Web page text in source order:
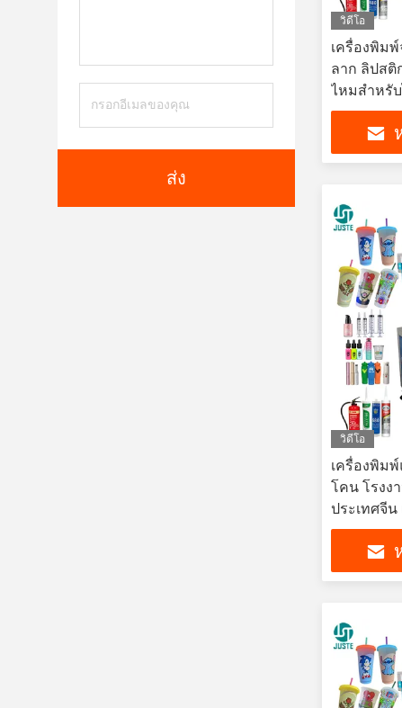
ส่ง
วิดีโอ
เครื่องพิม
ลาก ลิปสติ
ไหมสําหรั
วิดีโอ
เครื่องพิม
โคน โรงง
ประเทศจี
ความแม่น